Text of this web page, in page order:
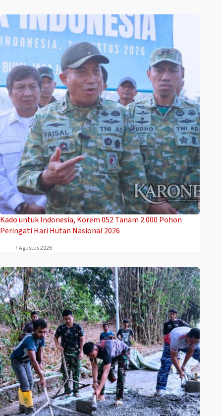
Kado untuk Indonesia, Korem 052 Tanam 2.000 Pohon
Peringati Hari Hutan Nasional 2026
7 Agustus 2026